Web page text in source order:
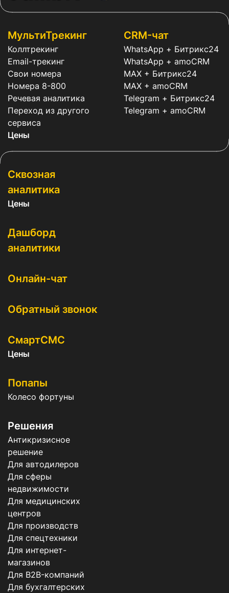
МультиТрекинг
Коллтрекинг
Email-трекинг
Свои номера
Номера 8-800
Речевая аналитика
Переход из другого
сервиса
Цены
CRM-чат
WhatsApp + Битрикс24
WhatsApp + amoCRM
MAX + Битрикс24
MAX + amoCRM
Telegram + Битрикс24
Telegram + amoCRM
Сквозная
аналитика
Цены
Дашборд
аналитики
Онлайн-чат
Обратный звонок
СмартСМС
Цены
Попапы
Колесо фортуны
Решения
Антикризисное
решение
Для автодилеров
Для сферы
недвижимости
Для медицинских
центров
Для производств
Для спецтехники
Для интернет-
магазинов
Для B2B-компаний
Для бухгалтерских